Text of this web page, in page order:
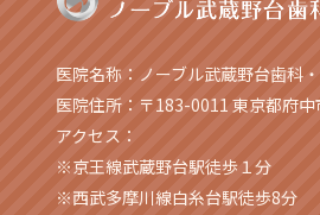
医院名称：ノーブル武蔵野台歯科
医院住所：〒183-0011 東京都府
アクセス：
※京王線武蔵野台駅徒歩１分
※西武多摩川線白糸台駅徒歩8分